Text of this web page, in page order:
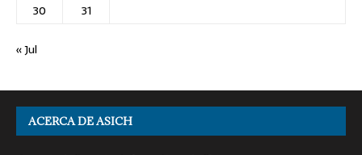
30
31
« Jul
ACERCA DE ASICH